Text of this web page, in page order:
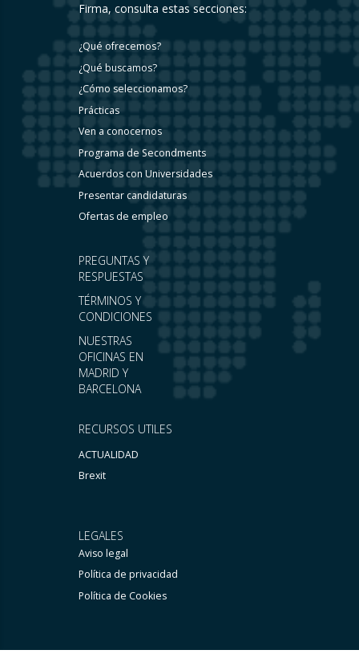
RECURSOS UTILES
ACTUALIDAD
Brexit
PREGUNTAS Y
RESPUESTAS
TÉRMINOS Y
CONDICIONES
NUESTRAS
OFICINAS EN
MADRID Y
BARCELONA
Firma, consulta estas secciones:
¿Qué ofrecemos?
¿Qué buscamos?
¿Cómo seleccionamos?
Prácticas
Ven a conocernos
Programa de Secondments
Acuerdos con Universidades
Presentar candidaturas
Ofertas de empleo
LEGALES
Aviso legal
Política de privacidad
Política de Cookies